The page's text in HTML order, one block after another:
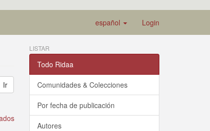
español Login
Ir
LISTAR
Todo Ridaa
Comunidades & Colecciones
Por fecha de publicación
Autores